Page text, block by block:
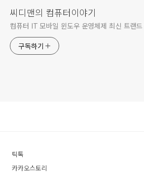
씨디맨의 컴퓨터이야기
컴퓨터 IT 모바일 윈도우 운영체제 최신 트랜
구독하기
틱톡
카카오스토리